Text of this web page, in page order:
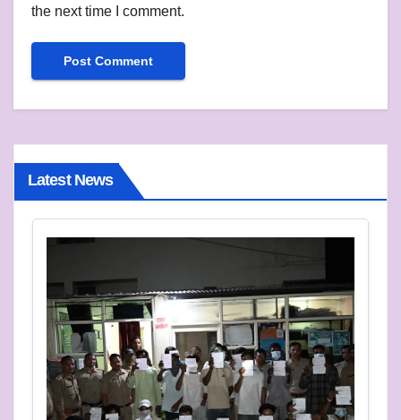
the next time I comment.
Latest News